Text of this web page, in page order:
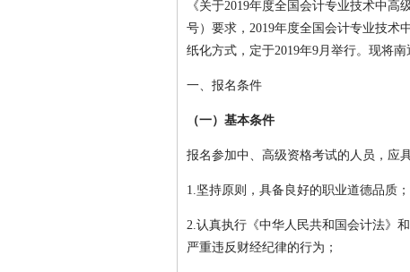
《关于2019年度全国会计专业技术中
号）要求，2019年度全国会计专业技术
纸化方式，定于2019年9月举行。现将
一、报名条件
（一）基本条件
报名参加中、高级资格考试的人员，应
1.坚持原则，具备良好的职业道德品质；
2.认真执行《中华人民共和国会计法》
严重违反财经纪律的行为；